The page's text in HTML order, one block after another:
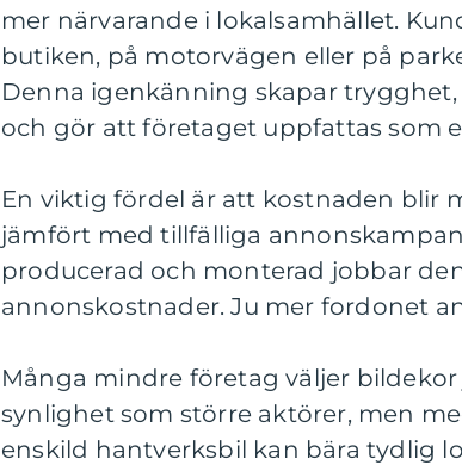
mer närvarande i lokalsamhället.
butiken, på motorvägen eller på
Denna igenkänning skapar
och gör att företaget uppfattas som
En viktig fördel är att kostnaden blir
jämfört med tillfälliga
producerad och monterad jobbar
annonskostnader. Ju mer fordonet
Många mindre företag väljer
synlighet som större aktörer, men
enskild hantverksbil kan bära tydlig